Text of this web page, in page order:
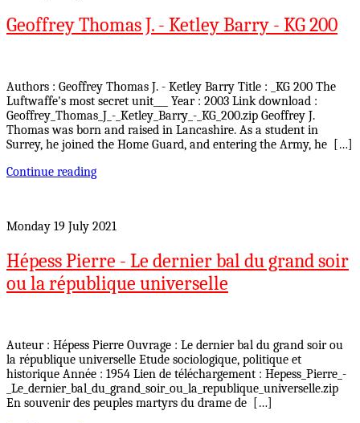
Geoffrey Thomas J. - Ketley Barry - KG 200
Authors : Geoffrey Thomas J. - Ketley Barry Title : _KG 200 The
Luftwaffe's most secret unit___ Year : 2003 Link download :
Geoffrey_Thomas_J_-_Ketley_Barry_-_KG_200.zip Geoffrey J.
Thomas was born and raised in Lancashire. As a student in
Surrey, he joined the Home Guard, and entering the Army, he […]
Continue reading
Monday 19 July 2021
Hépess Pierre - Le dernier bal du grand soir
ou la république universelle
Auteur : Hépess Pierre Ouvrage : Le dernier bal du grand soir ou
la république universelle Etude sociologique, politique et
historique Année : 1954 Lien de téléchargement : Hepess_Pierre_-
_Le_dernier_bal_du_grand_soir_ou_la_republique_universelle.zip
En souvenir des peuples martyrs du drame de […]